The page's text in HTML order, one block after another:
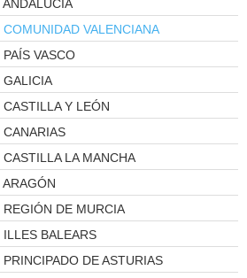
ANDALUCÍA
COMUNIDAD VALENCIANA
PAÍS VASCO
GALICIA
CASTILLA Y LEÓN
CANARIAS
CASTILLA LA MANCHA
ARAGÓN
REGIÓN DE MURCIA
ILLES BALEARS
PRINCIPADO DE ASTURIAS